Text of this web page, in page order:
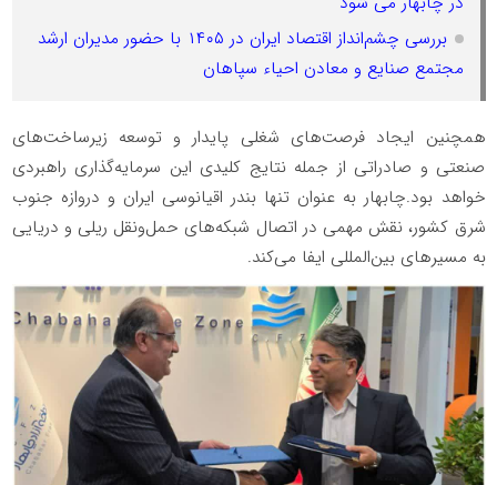
بررسی چشم‌انداز اقتصاد ایران در ۱۴۰۵ با حضور مدیران ارشد
مجتمع صنایع و معادن احیاء سپاهان
همچنین ایجاد فرصت‌های شغلی پایدار و توسعه زیرساخت‌های
صنعتی و صادراتی از جمله نتایج کلیدی این سرمایه‌گذاری راهبردی
خواهد بود.چابهار به عنوان تنها بندر اقیانوسی ایران و دروازه جنوب
شرق کشور، نقش مهمی در اتصال شبکه‌های حمل‌ونقل ریلی و دریایی
به مسیرهای بین‌المللی ایفا می‌کند.